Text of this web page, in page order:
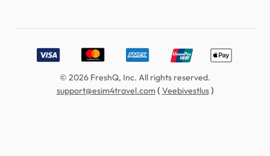
Accepted payment methods: Visa, MasterCard, American
© 2026 FreshQ, Inc. All rights reserved.
support@esim4travel.com( Veebivestlus)